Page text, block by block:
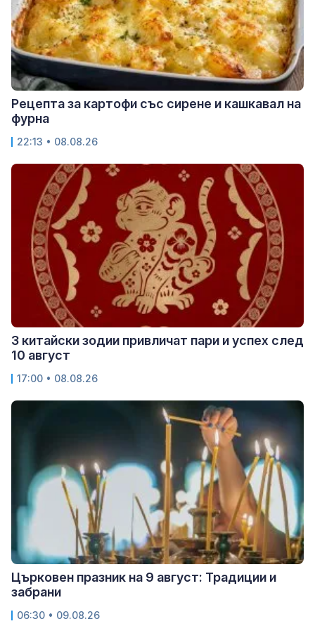
Рецепта за картофи със сирене и кашкавал на
фурна
22:13 • 08.08.26
3 китайски зодии привличат пари и успех след
10 август
17:00 • 08.08.26
Църковен празник на 9 август: Традиции и
забрани
06:30 • 09.08.26